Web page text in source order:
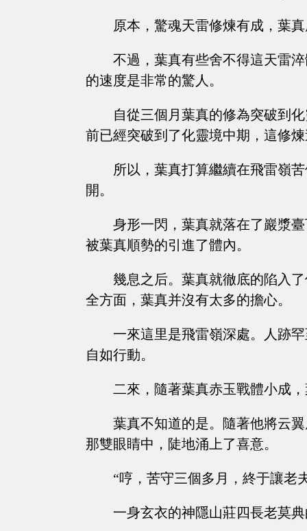
原本，驚魂天雷修煉有成，葉
不過，葉真有些舍不得這天雷
的速度是非常的驚人。
自從三個月葉真的修為突破到
前已經突破到了化靈境中期，這修
所以，葉真打算繼續在飛雷嶺
開。
身形一閃，葉真就落在了巖漿
被葉真順勢的引進了體內。
幾息之后。葉真就徹底的陷入
全方面，葉真并沒有太多的擔心。
一來這里是飛雷嶺深處。人跡
自如行動。
二來，隨著葉真赤玉戰體小成
葉真不知道的是。隨著他將云
那雙眼睛中，陡地涌上了喜意。
“哼，苦守三個多月，終于讓老
一身玄衣的神隱山莊四長老莫